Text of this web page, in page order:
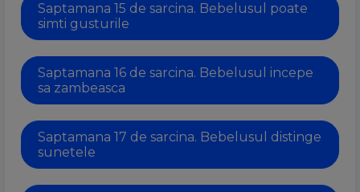
Saptamana 15 de sarcina. Bebelusul poate
simti gusturile
Saptamana 16 de sarcina. Bebelusul incepe
sa zambeasca
Saptamana 17 de sarcina. Bebelusul distinge
sunetele